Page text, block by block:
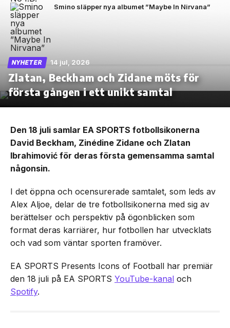
Smino släpper nya albumet ”Maybe In Nirvana”
NYHETER 14 jul, 2026
Zlatan, Beckham och Zidane möts för
första gången i ett unikt samtal
Den 18 juli samlar EA SPORTS fotbollsikonerna
David Beckham, Zinédine Zidane och Zlatan
Ibrahimović för deras första gemensamma samtal
någonsin.
I det öppna och ocensurerade samtalet, som leds av
Alex Aljoe, delar de tre fotbollsikonerna med sig av
berättelser och perspektiv på ögonblicken som
format deras karriärer, hur fotbollen har utvecklats
och vad som väntar sporten framöver.
EA SPORTS Presents Icons of Football har premiär
den 18 juli på EA SPORTS YouTube-kanal och
Spotify.